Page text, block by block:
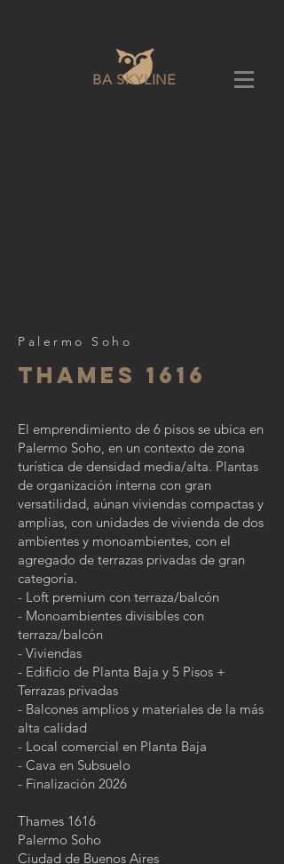
BA SKYLINE
Palermo Soho
Thames 1616
El emprendimiento de 6 pisos se ubica en
Palermo Soho, en un contexto de zona
turística de densidad media/alta. Plantas
de organización interna con gran
versatilidad, aúnan viviendas compactas y
amplias, con unidades de vivienda de dos
ambientes y monoambientes, con el
agregado de terrazas privadas de gran
categoría.
- Loft premium con terraza/balcón
- Monoambientes divisibles con
terraza/balcón
- Viviendas
- Edificio de Planta Baja y 5 Pisos +
Terrazas privadas
- Balcones amplios y materiales de la más
alta calidad
- Local comercial en Planta Baja
- Cava en Subsuelo
- Finalización 2026
Thames 1616
Palermo Soho
Ciudad de Buenos Aires